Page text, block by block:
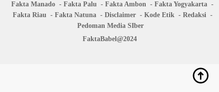
Fakta Manado
Fakta Palu Fakta Ambon
Fakta Yogyakarta
Fakta Riau
Fakta Natuna Disclaimer Kode Etik
Redaksi
Pedoman Media SIber
FaktaBabel@2024